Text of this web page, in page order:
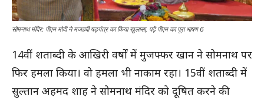
सोमनाथ मंदिर: पीएम मोदी ने मजहबी षड्यंत्र का किया खुलासा, पढ़ें पीएम का पूरा भाषण 6
14वीं शताब्दी के आखिरी वर्षों में मुजफ्फर खान ने सोमनाथ पर
फिर हमला किया। वो हमला भी नाकाम रहा। 15वीं शताब्दी में
सुल्तान अहमद शाह ने सोमनाथ मंदिर को दूषित करने की